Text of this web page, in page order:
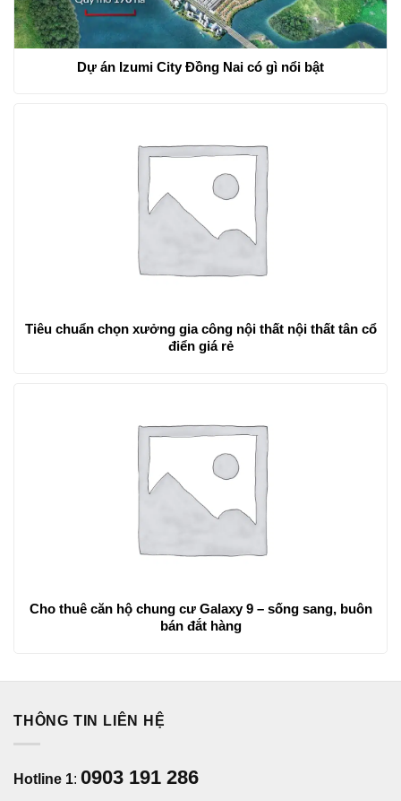
Dự án Izumi City Đồng Nai có gì nổi bật
Tiêu chuẩn chọn xưởng gia công nội thất nội thất tân cổ
điển giá rẻ
Cho thuê căn hộ chung cư Galaxy 9 – sống sang, buôn
bán đắt hàng
THÔNG TIN LIÊN HỆ
Hotline 1: 0903 191 286